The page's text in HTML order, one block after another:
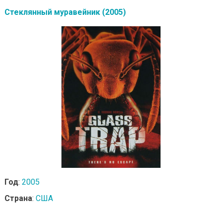
Стеклянный муравейник (2005)
Год: 2005
Страна: США